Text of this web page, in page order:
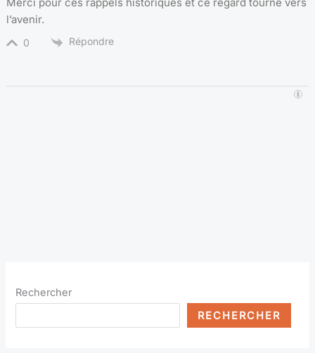
Merci pour ces rappels historiques et ce regard tourné vers
l’avenir.
0 Répondre
Rechercher
RECHERCHER